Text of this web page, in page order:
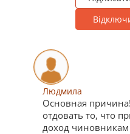
Людмила
Основная
отдовать то, что
доход